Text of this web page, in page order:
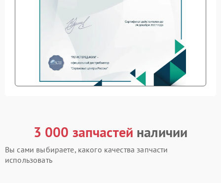
3 000 запчастей наличии
Вы сами выбираете, какого качества запчасти
использовать